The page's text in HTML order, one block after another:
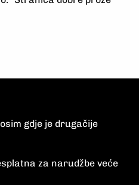
gdje je drugačije
za narudžbe veće